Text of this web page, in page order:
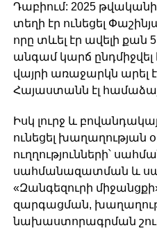
Դաբիում: 2025
տեղի էր ունեցել
որը տևել էր ավելի քան
անգամ կարճ
վայրի առաջարկն արել
Հայաստանն էլ
Իսկ լուրջ և
ունեցել
ուղղությունների՝
սահմանազատման և
«Զանգեզուրի
զարգացման,
նախաստորագրման